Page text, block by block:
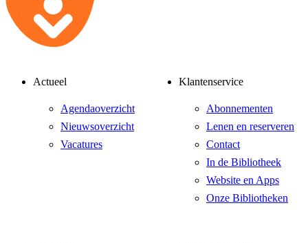
Actueel
Agendaoverzicht
Nieuwsoverzicht
Vacatures
Klantenservice
Abonnementen
Lenen en reserveren
Contact
In de Bibliotheek
Website en Apps
Onze Bibliotheken